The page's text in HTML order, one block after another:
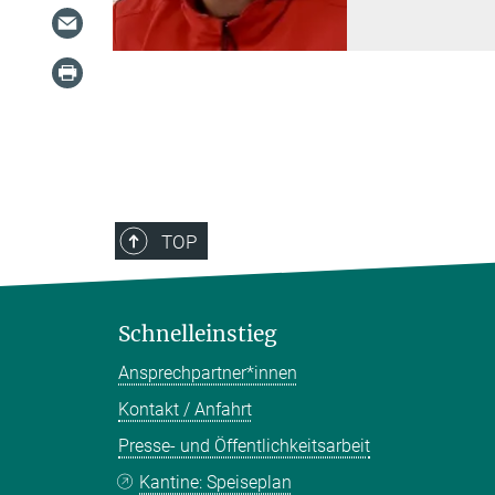
TOP
Schnelleinstieg
Ansprechpartner*innen
Kontakt / Anfahrt
Presse- und Öffentlichkeitsarbeit
Kantine: Speiseplan